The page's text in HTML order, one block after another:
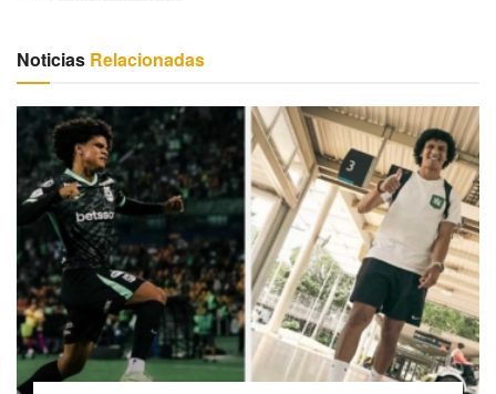
Noticias Relacionadas